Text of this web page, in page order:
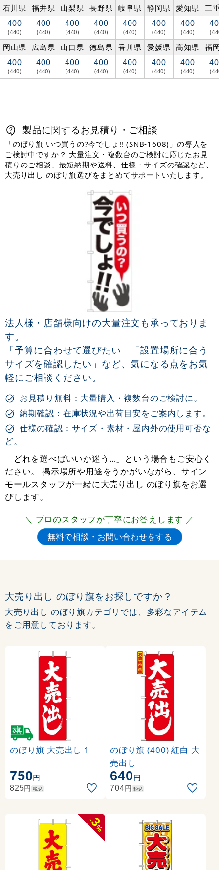
石川県 福井県 山梨県 長野県 岐阜県 静岡県 愛知県 三
400
(440)
400
(440)
400
(440)
400
(440)
400
(440)
400
(440)
400
(440)
岡山県 広島県 山口県 徳島県 香川県 愛媛県 高知県 福
400
(440)
400
(440)
400
(440)
400
(440)
400
(440)
400
(440)
400
(440)
製品に関するお見積り・ご相談
「のぼり旗 いつ買うの?今でしょ!! (SNB-1608)」の導入を
ご検討中ですか？ 大量注文・複数台のご検討に応じたお見
積りのご相談、最短納期や送料、仕様・サイズの確認など、
大売り出し のぼり旗選びをまとめてサポートいたします。
法人様・店舗様向けの大量注文も承っておりま
す。
「予算に合わせて選びたい」「設置場所に合う
サイズを確認したい」など、気になる点をお気
軽にご相談ください。
お見積り無料：大量購入・複数台のご検討に。
納期確認：在庫状況や出荷目安をご案内します。
仕様の確認：サイズ・素材・屋内外の使用可否な
ど。
「どれを選べばいいか迷う…」という場合もご安心く
ださい。 掲示場所や用途をうかがいながら、サイン
モールスタッフが一緒に大売り出し のぼり旗をお選
びします。
＼ プロのスタッフが丁寧にお答えします ／
大売り出し のぼり旗をお探しですか？
大売り出し のぼり旗カテゴリでは、多彩なアイテム
をご用意しております。
のぼり旗 大売出し 1
750円
825円 税込
のぼり旗 (400) 紅白 大
売出し
640円
704円 税込
-
3
%